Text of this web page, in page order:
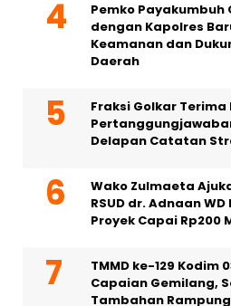
Pemko
dengan Kapolres
Keamanan dan
Daerah
Fraksi Golkar Terima
Delapan Catatan
Wako Zulmaeta
RSUD dr. Adnaan
Proyek Capai Rp200
TMMD ke-129
Capaian Gemilang,
Tambahan Rampung